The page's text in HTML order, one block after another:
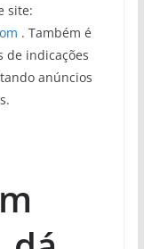
site:
. Também é
de indicações
anúncios